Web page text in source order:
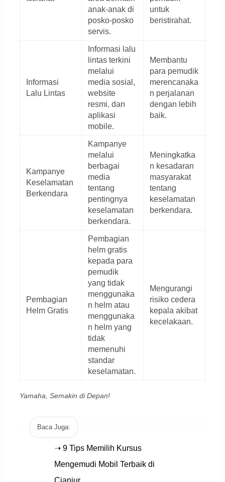
anak-anak di
posko-posko
servis.
untuk
beristirahat.
Informasi
Lalu Lintas
Informasi lalu
lintas terkini
melalui
media sosial,
website
resmi, dan
aplikasi
mobile.
Membantu
para pemudik
merencanaka
n perjalanan
dengan lebih
baik.
Kampanye
Keselamatan
Berkendara
Kampanye
melalui
berbagai
media
tentang
pentingnya
keselamatan
berkendara.
Meningkatka
n kesadaran
masyarakat
tentang
keselamatan
berkendara.
Pembagian
Helm Gratis
Pembagian
helm gratis
kepada para
pemudik
yang tidak
menggunaka
n helm atau
menggunaka
n helm yang
tidak
memenuhi
standar
keselamatan.
Mengurangi
risiko cedera
kepala akibat
kecelakaan.
Yamaha, Semakin di Depan!
Baca Juga:
➝ 9 Tips Memilih Kursus
Mengemudi Mobil Terbaik di